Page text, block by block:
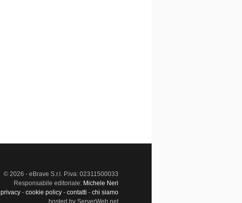
© 2026 - eBrave S.r.l. P.iva: 02311500033
Responsabile editoriale: Michele Neri
privacy - cookie policy - contatti - chi siamo
hosted by ServerWeb.net